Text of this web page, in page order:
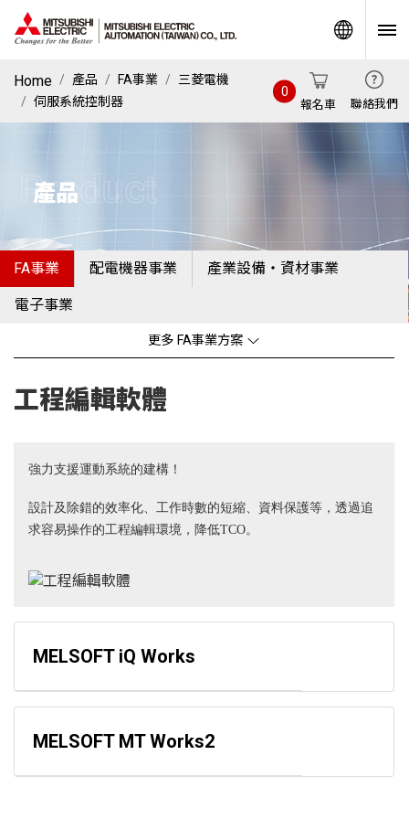
Home 產品 FA事業
三菱電機
伺服系統控制器
報名車
0
聯絡我們
產品
Product
FA事業 配電機器事業 產業設備・資材事業
電子事業
更多 FA事業方案
工程編輯軟體
強力支援運動系統的建構！
設計及除錯的效率化、工作時數的短縮、資料保護等，透過追
求容易操作的工程編輯環境，降低TCO。
MELSOFT iQ Works
MELSOFT MT Works2